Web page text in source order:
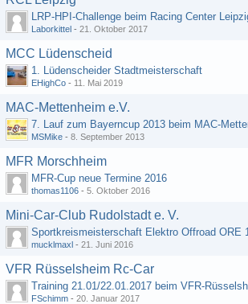
LRP-HPI-Challenge beim Racing Center
Laborkittel - 21. Oktober 2017
MCC Lüdenscheid
1. Lüdenscheider Stadtmeisterschaft
EHighCo - 11. Mai 2019
MAC-Mettenheim e.V.
7. Lauf zum Bayerncup 2013 beim MAC-
MSMike - 8. September 2013
MFR Morschheim
MFR-Cup neue Termine 2016
thomas1106 - 5. Oktober 2016
Mini-Car-Club Rudolstadt e. V.
mucklmaxl - 21. Juni 2016
VFR Rüsselsheim Rc-Car
Training 21.01/22.01.2017 beim VFR-
FSchimm - 20. Januar 2017